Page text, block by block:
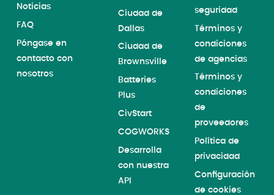
Noticias
FAQ
Póngase en
contacto con
nosotros
Ciudad de
Dallas
Ciudad de
Brownsville
Batteries
Plus
CivStart
COGWORKS
Desarrolla
con nuestra
API
seguridad
Términos y
condiciones
de agencias
Términos y
condiciones
de
proveedores
Política de
privacidad
Configuración
de cookies